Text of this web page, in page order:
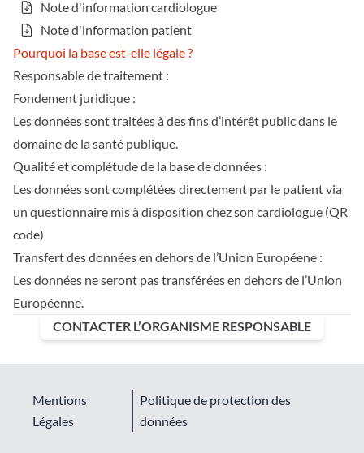
Note d'information cardiologue
Note d'information patient
Pourquoi la base est-elle légale ?
Responsable de traitement :
Fondement juridique :
Les données sont traitées à des fins d’intérêt public dans le
domaine de la santé publique.
Qualité et complétude de la base de données :
Les données sont complétées directement par le patient via
un questionnaire mis à disposition chez son cardiologue (QR
code)
Transfert des données en dehors de l’Union Européene :
Les données ne seront pas transférées en dehors de l’Union
Européenne.
CONTACTER L’ORGANISME RESPONSABLE
Mentions
Légales
Politique de protection des
données